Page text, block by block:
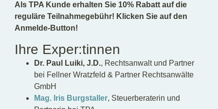
Als TPA Kunde erhalten Sie 10% Rabatt auf die
reguläre Teilnahmegebühr! Klicken Sie auf den
Anmelde-Button!
Ihre Exper:tinnen
Dr. Paul Luiki, J.D., Rechtsanwalt und Partner
bei Fellner Wratzfeld & Partner Rechtsanwälte
GmbH
Mag. Iris Burgstaller, Steuerberaterin und